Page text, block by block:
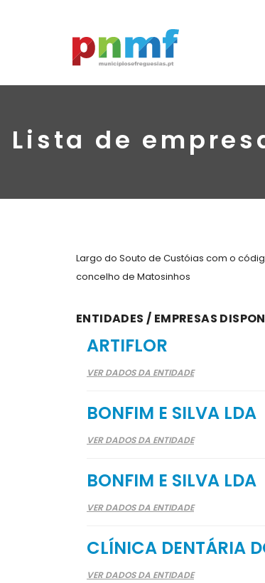
Lista de
Largo do Souto de Custóias com o
concelho de Matosinhos
ENTIDADES / EMPRESAS
ARTIFLOR
VER DADOS DA ENTIDADE
BONFIM E SILVA LDA
VER DADOS DA ENTIDADE
BONFIM E SILVA LDA
VER DADOS DA ENTIDADE
CLÍNICA DENTÁRIA
VER DADOS DA ENTIDADE